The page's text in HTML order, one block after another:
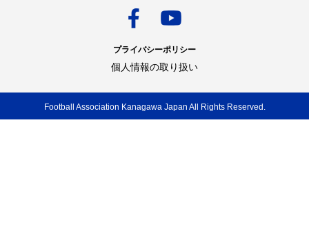
プライバシーポリシー
個人情報の取り扱い
Football Association Kanagawa Japan All Rights Reserved.